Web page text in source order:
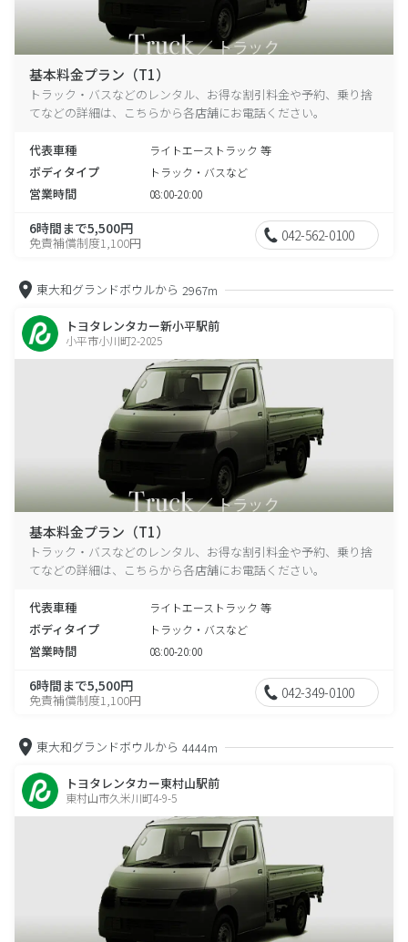
基本料金プラン（T1）
トラック・バスなどのレンタル、お得な割引料金や予約、乗り捨
てなどの詳細は、こちらから各店舗にお電話ください。
代表車種 ライトエーストラック 等
ボディタイプ トラック・バスなど
営業時間 08:00-20:00
6時間まで5,500円
免責補償制度1,100円 042-562-0100
東大和グランドボウルから 2967m
トヨタレンタカー新小平駅前
小平市小川町2-2025
基本料金プラン（T1）
トラック・バスなどのレンタル、お得な割引料金や予約、乗り捨
てなどの詳細は、こちらから各店舗にお電話ください。
代表車種 ライトエーストラック 等
ボディタイプ トラック・バスなど
営業時間 08:00-20:00
6時間まで5,500円
免責補償制度1,100円 042-349-0100
東大和グランドボウルから 4444m
トヨタレンタカー東村山駅前
東村山市久米川町4-9-5